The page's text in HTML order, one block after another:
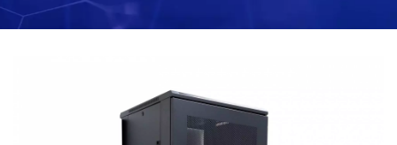
Door Excellence Wire